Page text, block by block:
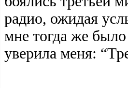
радио, ожидая
мне тогда же
уверила меня: